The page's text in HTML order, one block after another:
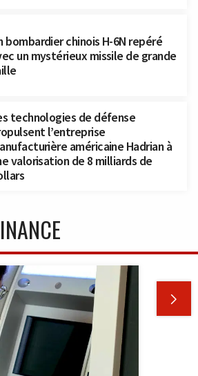
bombardier chinois H-6N repéré
un mystérieux missile de grande
technologies de défense
l’entreprise
américaine Hadrian à
valorisation de 8 milliards de
